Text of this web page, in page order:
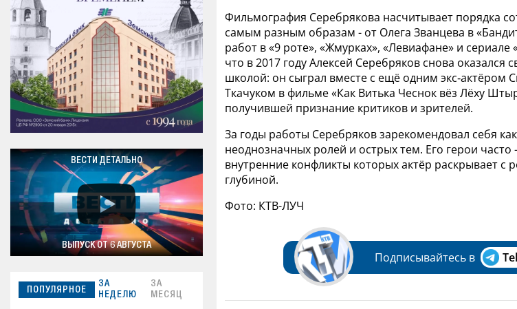
ВЕСТИ ДЕТАЛЬНО
ВЫПУСК ОТ 6 АВГУСТА
ПОПУЛЯРНОЕ
ЗА
НЕДЕЛЮ
ЗА
МЕСЯЦ
Фильмография Серебрякова насчитывает порядка
самым разным образам - от Олега Званцева в
работ в «9 роте», «Жмурках», «Левиафане» и
что в 2017 году Алексей Серебряков снова оказался
школой: он сыграл вместе с ещё одним экс‑актёром
Ткачуком в фильме «Как Витька Чеснок вёз Лёху
получившей признание критиков и зрителей.
За годы работы Серебряков зарекомендовал себя
неоднозначных ролей и острых тем. Его герои
внутренние конфликты которых актёр раскрывает с
глубиной.
Фото: КТВ-ЛУЧ
Подписывайтесь в